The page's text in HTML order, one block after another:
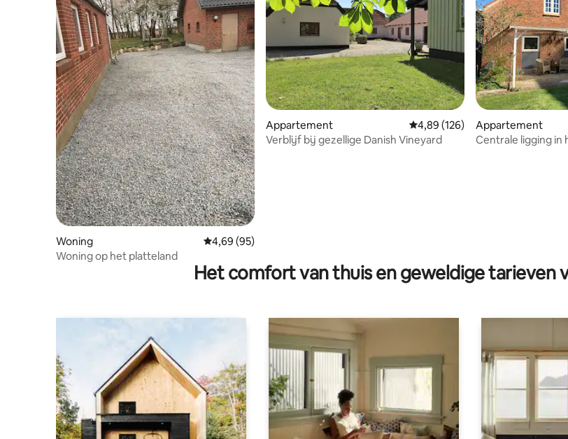
Woning Gemiddelde beoordeling van 4,69 op 5, 95 recensies
4,69 (95)
Woning op het platteland
Appartement Gemiddelde beoordeling van
4,89 (126)
Verblijf bij gezellige Danish Vineyard
Appartement
Centrale ligging in
Het comfort van thuis en geweldige tarieven